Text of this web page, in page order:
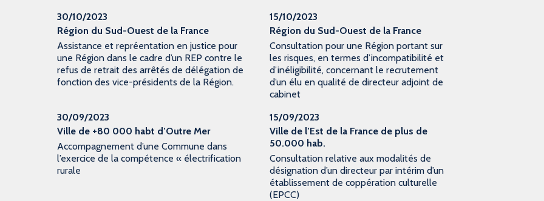
30/10/2023
Région du Sud-Ouest de la France
Assistance et repréentation en justice pour
une Région dans le cadre d’un REP contre le
refus de retrait des arrêtés de délégation de
fonction des vice-présidents de la Région.
15/10/2023
Région du Sud-Ouest de la France
Consultation pour une Région portant sur
les risques, en termes d’incompatibilité et
d’inéligibilité, concernant le recrutement
d’un élu en qualité de directeur adjoint de
cabinet
30/09/2023
Ville de +80 000 habt d’Outre Mer
Accompagnement d’une Commune dans
l’exercice de la compétence « électrification
rurale
15/09/2023
Ville de l’Est de la France de plus de
50.000 hab.
Consultation relative aux modalités de
désignation d’un directeur par intérim d’un
établissement de coppération culturelle
(EPCC)